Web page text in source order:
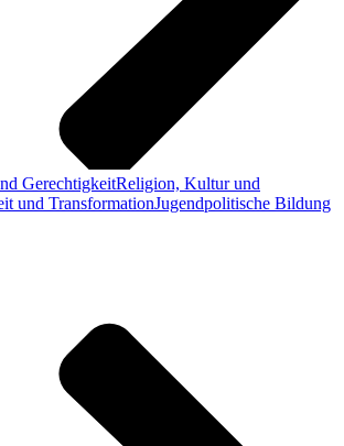
GerechtigkeitReligion, Kultur und
und TransformationJugendpolitische Bildung